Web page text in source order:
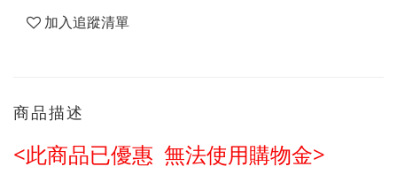
加入追蹤清單
商品描述
<此商品已優惠 無法使用購物金>